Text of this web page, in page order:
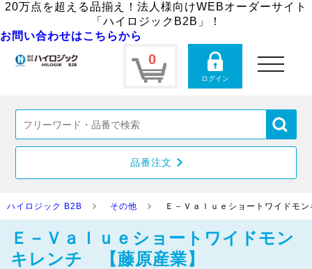
20万点を超える品揃え！法人様向けWEBオーダーサイト
「ハイロジックB2B」！
お問い合わせはこちらから
0
ログイン
toggle
navigation
品番注文
ハイロジック B2B その他 Ｅ－Ｖａｌｕｅショートワイドモ
Ｅ－Ｖａｌｕｅショートワイドモン
キレンチ 【藤原産業】